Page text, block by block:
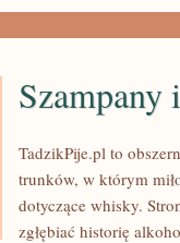
TadzikPije.pl to
trunków, w którym
dotyczące whisky.
zgłębiać historię